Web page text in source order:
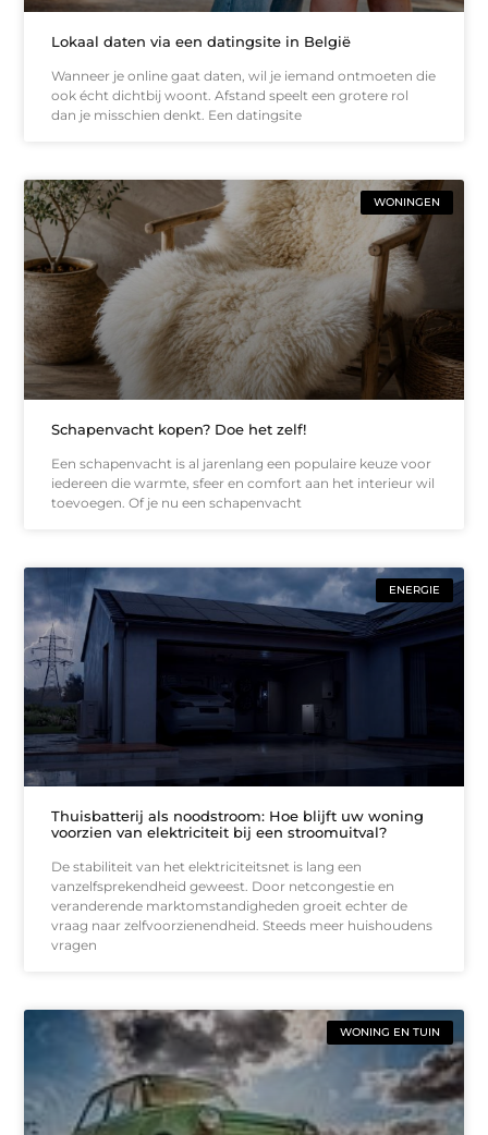
Lokaal daten via een datingsite in België
Wanneer je online gaat daten, wil je iemand ontmoeten die
ook écht dichtbij woont. Afstand speelt een grotere rol
dan je misschien denkt. Een datingsite
WONINGEN
Schapenvacht kopen? Doe het zelf!
Een schapenvacht is al jarenlang een populaire keuze voor
iedereen die warmte, sfeer en comfort aan het interieur wil
toevoegen. Of je nu een schapenvacht
ENERGIE
Thuisbatterij als noodstroom: Hoe blijft uw woning
voorzien van elektriciteit bij een stroomuitval?
De stabiliteit van het elektriciteitsnet is lang een
vanzelfsprekendheid geweest. Door netcongestie en
veranderende marktomstandigheden groeit echter de
vraag naar zelfvoorzienendheid. Steeds meer huishoudens
vragen
WONING EN TUIN